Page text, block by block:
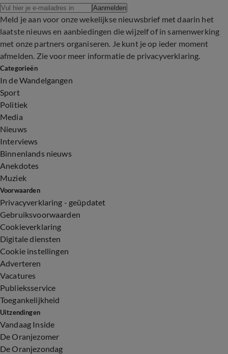
Aanmelden
Meld je aan voor onze wekelijkse nieuwsbrief met daarin het
laatste nieuws en aanbiedingen die wijzelf of in samenwerking
met onze partners organiseren. Je kunt je op ieder moment
afmelden. Zie voor meer informatie de privacyverklaring.
Categorieën
In de Wandelgangen
Sport
Politiek
Media
Nieuws
Interviews
Binnenlands nieuws
Anekdotes
Muziek
Voorwaarden
Privacyverklaring - geüpdatet
Gebruiksvoorwaarden
Cookieverklaring
Digitale diensten
Cookie instellingen
Adverteren
Vacatures
Publieksservice
Toegankelijkheid
Uitzendingen
Vandaag Inside
De Oranjezomer
De Oranjezondag